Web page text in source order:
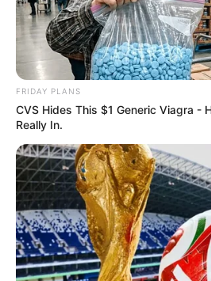
FRIDAY PLANS
CVS Hides This $1 Generic Viagra -
Really In.